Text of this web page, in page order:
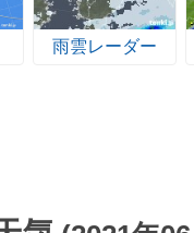
雨雲レーダー